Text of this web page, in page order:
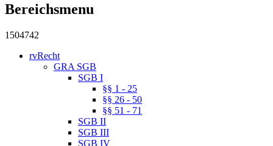
Bereichsmenu
1504742
rvRecht
GRA SGB
SGB I
§§ 1 - 25
§§ 26 - 50
§§ 51 - 71
SGB II
SGB III
SGB IV